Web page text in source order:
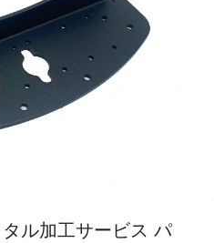
ル加工サービス パ